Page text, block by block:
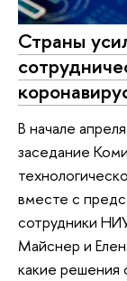
Страны
В начале
заседание
вместе с
сотрудники
Майснер и
какие решения